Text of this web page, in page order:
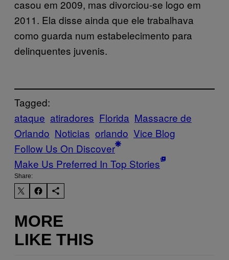
casou em 2009, mas divorciou-se logo em
2011. Ela disse ainda que ele trabalhava
como guarda num estabelecimento para
delinquentes juvenis.
Tagged:
ataque atiradores Florida Massacre de
Orlando Noticias orlando Vice Blog
Follow Us On Discover
Make Us Preferred In Top Stories
Share:
MORE
LIKE THIS